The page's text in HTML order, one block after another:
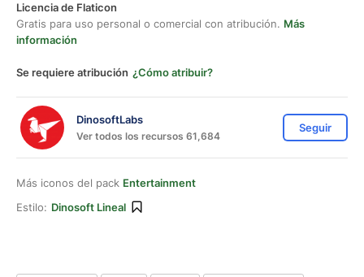
Licencia de Flaticon
Gratis para uso personal o comercial con atribución. Más
información
Se requiere atribución ¿Cómo atribuir?
DinosoftLabs
Ver todos los recursos 61,684
Seguir
Más iconos del pack Entertainment
Estilo: Dinosoft Lineal